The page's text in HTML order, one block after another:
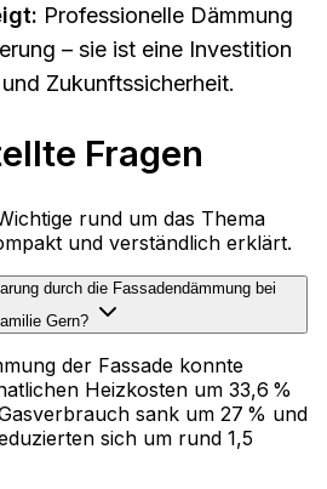
Professionelle Dämmung
– sie ist eine Investition
Zukunftssicherheit.
Fragen
rund um das Thema
und verständlich erklärt.
durch die Fassadendämmung bei
Gern?
der Fassade konnte
Heizkosten um 33,6 %
sank um 27 % und
sich um rund 1,5